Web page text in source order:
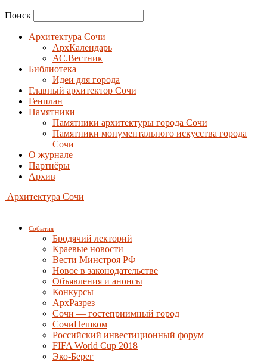
Поиск
Архитектура Сочи
АрхКалендарь
АС.Вестник
Библиотека
Идеи для города
Главный архитектор Сочи
Генплан
Памятники
Памятники архитектуры города Сочи
Памятники монументального искусства города
Сочи
О журнале
Партнёры
Архив
Архитектура Сочи
События
Бродячий лекторий
Краевые новости
Вести Минстроя РФ
Новое в законодательстве
Объявления и анонсы
Конкурсы
АрхРазрез
Сочи — гостеприимный город
СочиПешком
Российский инвестиционный форум
FIFA World Cup 2018
Эко-Берег